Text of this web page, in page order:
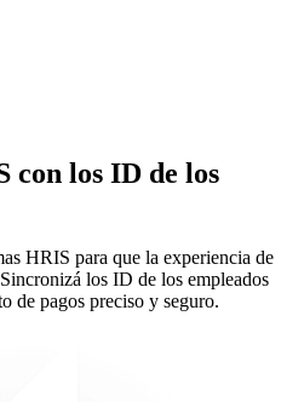
con los ID de los
HRIS para que la experiencia de
los ID de los empleados
de pagos preciso y seguro.